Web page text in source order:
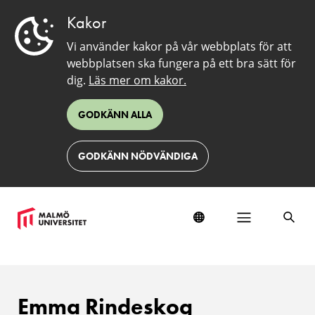
Kakor
Vi använder kakor på vår webbplats för att
webbplatsen ska fungera på ett bra sätt för
dig. Läs mer om kakor.
GODKÄNN ALLA
GODKÄNN NÖDVÄNDIGA
Emma Rindeskog